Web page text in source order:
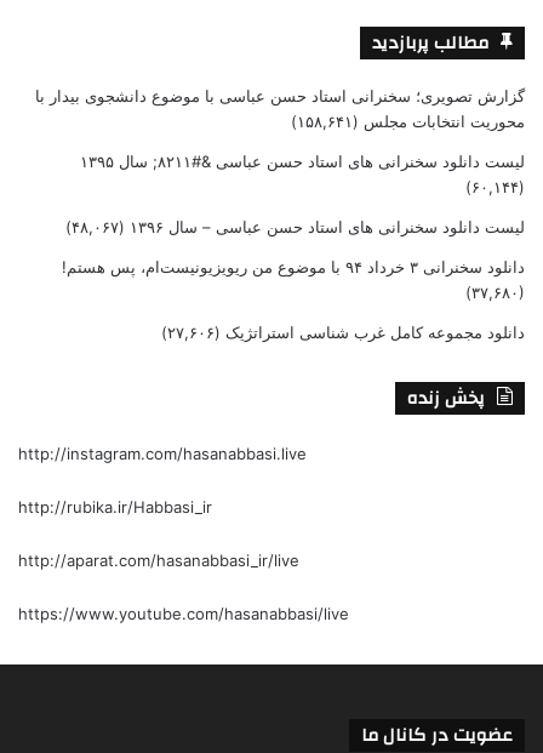
مطالب پربازدید
گزارش تصویری؛ سخنرانی استاد حسن عباسی با موضوع دانشجوی بیدار با
محوریت انتخابات مجلس (۱۵۸,۶۴۱)
لیست دانلود سخنرانی های استاد حسن عباسی &#۸۲۱۱; سال ۱۳۹۵
(۶۰,۱۴۴)
لیست دانلود سخنرانی های استاد حسن عباسی – سال ۱۳۹۶ (۴۸,۰۶۷)
دانلود سخنرانی ۳ خرداد ۹۴ با موضوع من ریویزیونیست‌ام، پس هستم!
(۳۷,۶۸۰)
دانلود مجموعه کامل غرب شناسی استراتژیک (۲۷,۶۰۶)
پخش زنده
http://instagram.com/hasanabbasi.live
http://rubika.ir/Habbasi_ir
http://aparat.com/hasanabbasi_ir/live
https://www.youtube.com/hasanabbasi/live
عضویت در کانال ما